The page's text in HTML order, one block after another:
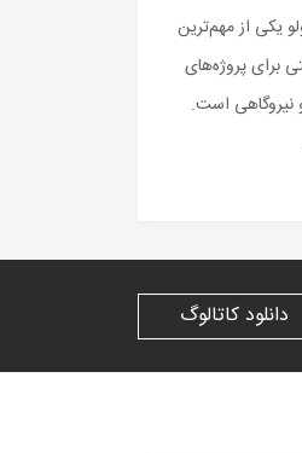
یکی از مهم‌ترین
برای پروژه‌های
نیروگاهی است.
دانلود کاتالوگ